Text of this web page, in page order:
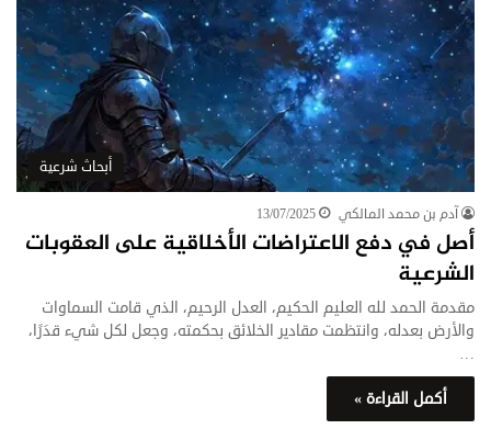
أبحاث شرعية
آدم بن محمد المالكي 13/07/2025
أصل في دفع الاعتراضات الأخلاقية على العقوبات
الشرعية
مقدمة الحمد لله العليم الحكيم، العدل الرحيم، الذي قامت السماوات
والأرض بعدله، وانتظمت مقادير الخلائق بحكمته، وجعل لكل شيء قدَرًا،
…
أكمل القراءة »